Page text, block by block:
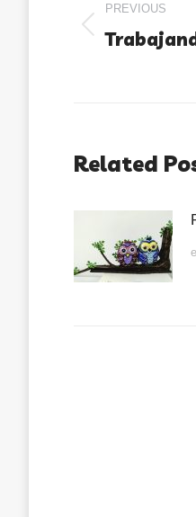
PREVIOUS
Related